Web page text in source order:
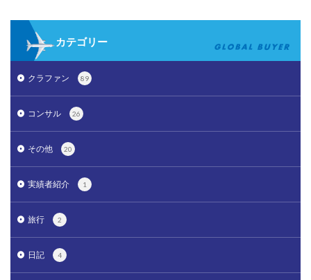
カテゴリー
クラファン 89
コンサル 26
その他 20
実績者紹介 1
旅行 2
日記 4